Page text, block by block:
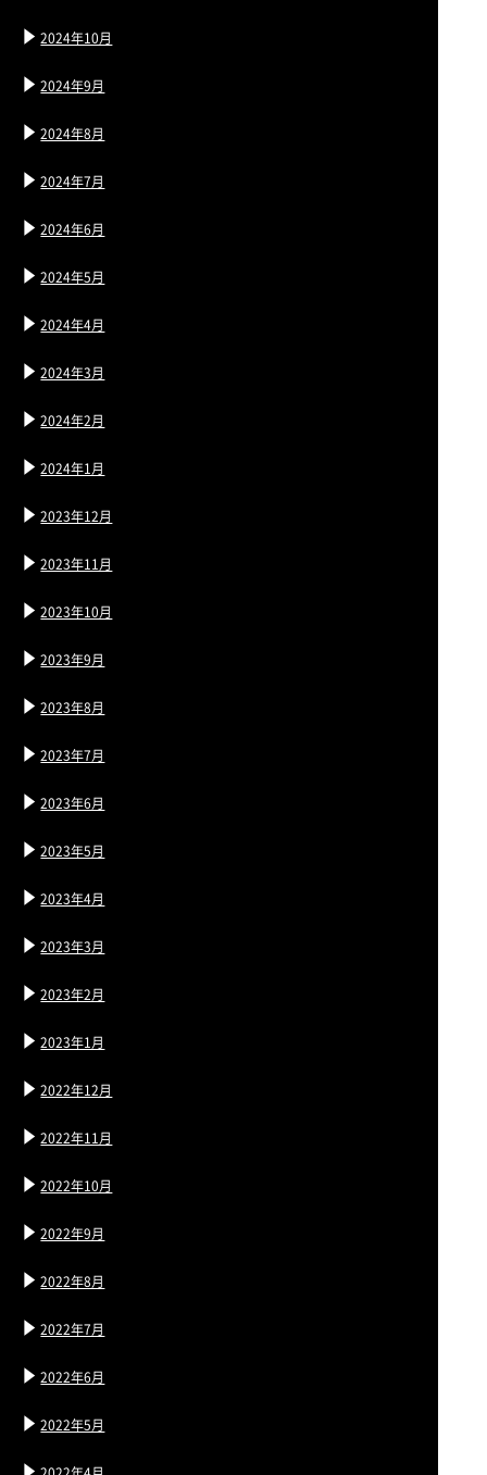
2024年10月
2024年9月
2024年8月
2024年7月
2024年6月
2024年5月
2024年4月
2024年3月
2024年2月
2024年1月
2023年12月
2023年11月
2023年10月
2023年9月
2023年8月
2023年7月
2023年6月
2023年5月
2023年4月
2023年3月
2023年2月
2023年1月
2022年12月
2022年11月
2022年10月
2022年9月
2022年8月
2022年7月
2022年6月
2022年5月